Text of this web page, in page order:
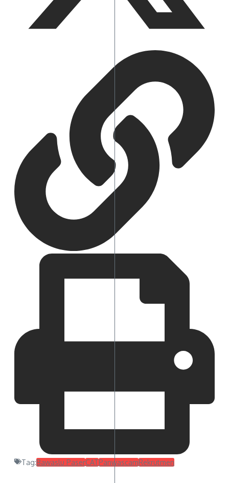
Tag:Bawaslu PaserCATPanwascamRekrutmen